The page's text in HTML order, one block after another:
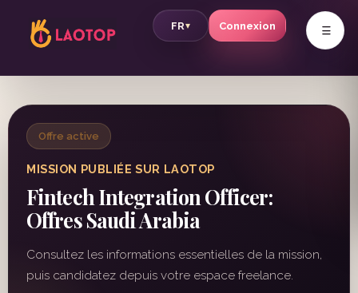
FR▾ Connexion v
Offre active
MISSION PUBLIÉE SUR LAOTOP
Fintech Integration Officer:
Offres Saudi Arabia
Consultez les informations essentielles de la mission,
puis candidatez depuis votre espace freelance.